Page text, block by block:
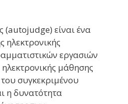
(autojudge) είναι ένα
εργασιών
μάθησης
συγκεκριμένου
η δυνατότητα